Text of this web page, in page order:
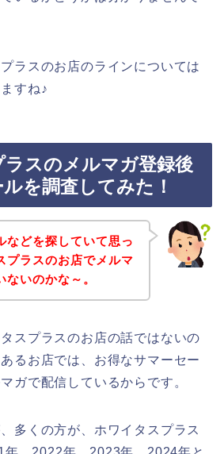
ラスのお店のラインについては
すね♪
スのメルマガ登録後
を調査してみた！
などを探していて思っ
プラスのお店でメルマ
いのかな～。
スプラスのお店の話ではないの
るお店では、お得なサマーセー
ガで配信しているからです。
多くの方が、ホワイタスプラス